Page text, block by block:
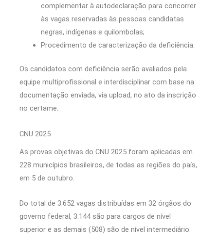
complementar à autodeclaração para concorrer
às vagas reservadas às pessoas candidatas
negras, indígenas e quilombolas;
Procedimento de caracterização da deficiência.
Os candidatos com deficiência serão avaliados pela
equipe multiprofissional e interdisciplinar com base na
documentação enviada, via upload, no ato da inscrição
no certame.
CNU 2025
As provas objetivas do CNU 2025 foram aplicadas em
228 municípios brasileiros, de todas as regiões do país,
em 5 de outubro.
Do total de 3.652 vagas distribuídas em 32 órgãos do
governo federal, 3.144 são para cargos de nível
superior e as demais (508) são de nível intermediário.